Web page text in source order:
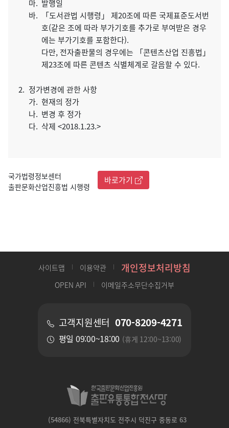
마. 발행일
바.
「도서관법 시행령」 제20조에 따른 국제표준도서번
호(같은 조에 따라 부가기호를 추가로 부여받은 경우
에는 부가기호를 포함한다).
다만, 전자출판물의 경우에는 「콘텐츠산업 진흥법」
제23조에 따른 콘텐츠 식별체계로 갈음할 수 있다.
2. 정가변경에 관한 사항
가. 현재의 정가
나. 변경 후 정가
다. 삭제 <2018.1.23.>
국가법령정보센터
출판문화산업진흥법 시행령
바로가기
사이트맵 이용약관 개인정보처리방침
OPEN API 이메일주소무단수집거부
고객지원센터 070-8209-4271
평일 09:00~18:00 (휴게 12:00~13:00)
(54866) 전북특별자치도 전주시 덕진구 중동로 63